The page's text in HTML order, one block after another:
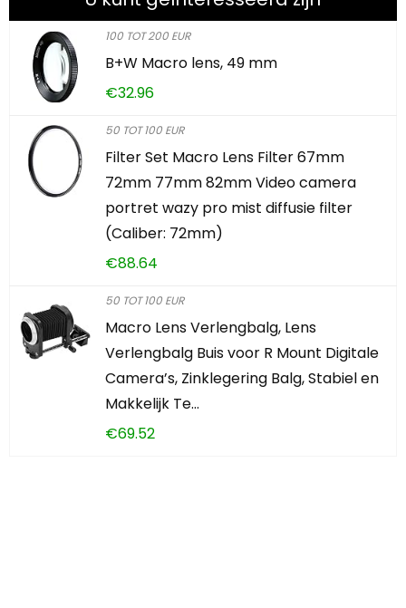
100 TOT 200 EUR
B+W Macro lens, 49 mm
€32.96
50 TOT 100 EUR
Filter Set Macro Lens Filter 67mm
72mm 77mm 82mm Video camera
portret wazy pro mist diffusie filter
(Caliber: 72mm)
€88.64
50 TOT 100 EUR
Macro Lens Verlengbalg, Lens
Verlengbalg Buis voor R Mount Digitale
Camera’s, Zinklegering Balg, Stabiel en
Makkelijk Te…
€69.52